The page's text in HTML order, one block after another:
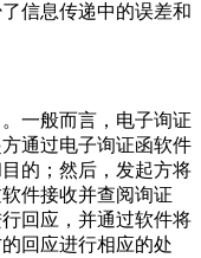
信息传递中的误差和
一般而言，电子询证
通过电子询证函软件
的；然后，发起方将
件接收并查阅询证
回应，并通过软件将
回应进行相应的处